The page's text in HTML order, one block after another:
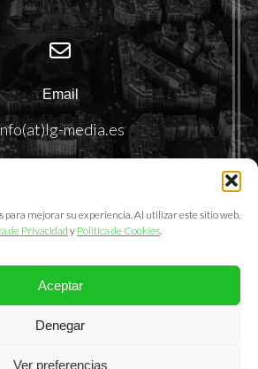
para mejorar su experiencia. Al utilizar este sitio web,
de Privacidad y Política de Cookies.
Aceptar
Denegar
Ver preferencias
Email
media.es
S.L.